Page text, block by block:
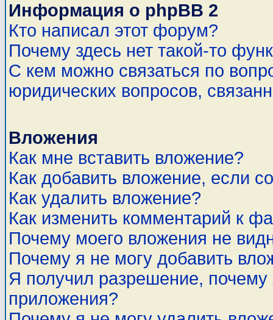
Информация о phpBB 2
Кто написал этот форум?
Почему здесь нет такой-то
С кем можно связаться по
юридических вопросов,
Вложения
Как мне вставить вложение?
Как добавить вложение, если
Как удалить вложение?
Как изменить комментарий к
Почему моего вложения не
Почему я не могу добавить
Я получил разрешение,
приложения?